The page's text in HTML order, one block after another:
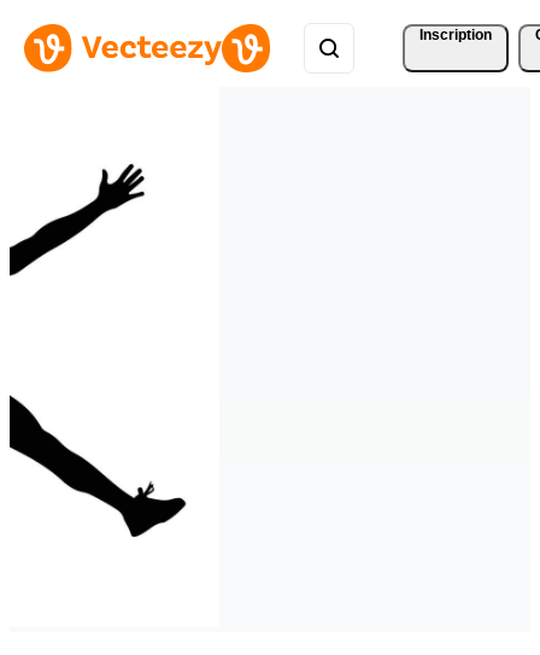
Inscription